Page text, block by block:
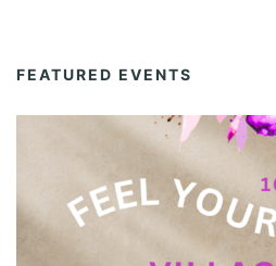
FEATURED EVENTS